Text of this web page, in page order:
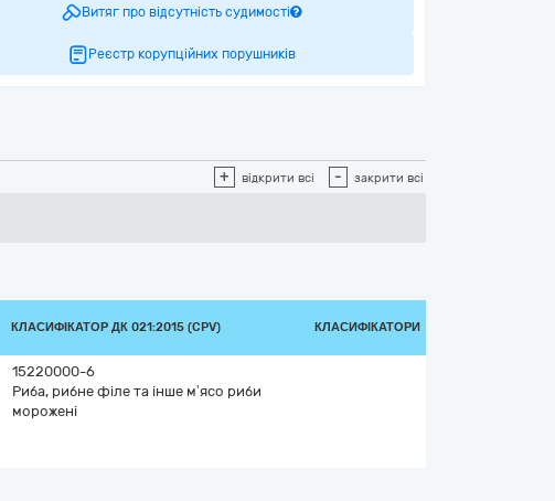
Витяг про відсутність судимості
Реєстр корупційних порушників
+ відкрити всі - закрити всі
КЛАСИФІКАТОР ДК 021:2015 (CPV) КЛАСИФІКАТОРИ
15220000-6
Риба, рибне філе та інше м’ясо риби
морожені